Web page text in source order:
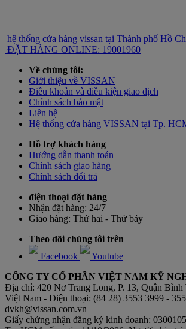
hệ thống cửa hàng vissan tại Thành phố Hồ
ĐẶT HÀNG ONLINE: 19001960
Về chúng tôi:
Giới thiệu về VISSAN
Điều khoản và điều kiện giao dịch
Chính sách bảo mật
Liên hệ
Hệ thống cửa hàng VISSAN tại Tp.
Hỗ trợ khách hàng
Hướng dẫn thanh toán
Chính sách giao hàng
Chính sách đổi trả
điện thoại đặt hàng
Nhận đặt hàng: 24/7
Giao hàng: Thứ hai - Thứ bảy
Theo dõi chúng tôi trên
Facebook
Youtube
CÔNG TY CỔ PHẦN VIỆT NAM KỸ
Địa chỉ: 420 Nơ Trang Long, P. 13, Quận Bình
Việt Nam - Điện thoại: (84 28) 3553 3999 -
dvkh@vissan.com.vn
Giấy chứng nhận đăng ký kinh doanh: